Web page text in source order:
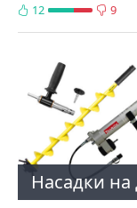
12 9
Насадки